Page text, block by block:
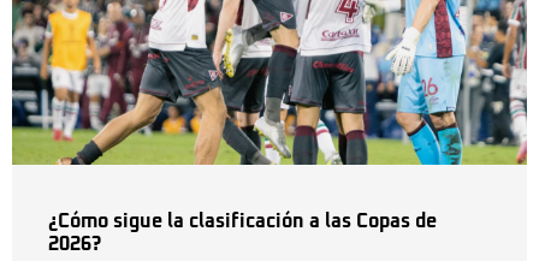
¿Cómo sigue la clasificación a las Copas de
2026?